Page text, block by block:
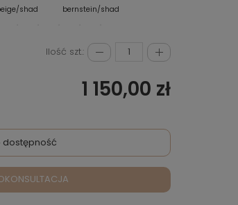
shad bernstein/shad
Ilość szt.:
1 150,00 zł
dostępność